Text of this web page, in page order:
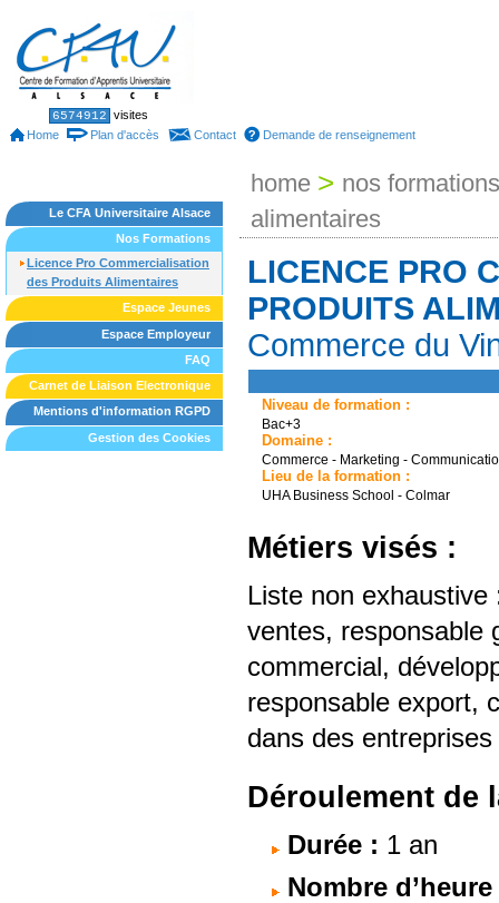
content.
Skip
navigation
6574912 visites
Home
Plan d'accès Contact Demande de renseignement
Le CFA Universitaire Alsace
Nos Formations
Licence Pro Commercialisation
des Produits Alimentaires
Espace Jeunes
Espace Employeur
FAQ
Carnet de Liaison Electronique
Mentions d'information RGPD
Gestion des Cookies
home > nos formations
alimentaires
LICENCE PRO
PRODUITS
Commerce du
Niveau de formation :
Bac+3
Domaine :
Commerce - Marketing -
Lieu de la formation :
UHA Business School - Colmar
Métiers visés :
Liste non exhaustive
ventes, responsable
commercial,
responsable export,
dans des
Déroulement de
Durée : 1 an
Nombre